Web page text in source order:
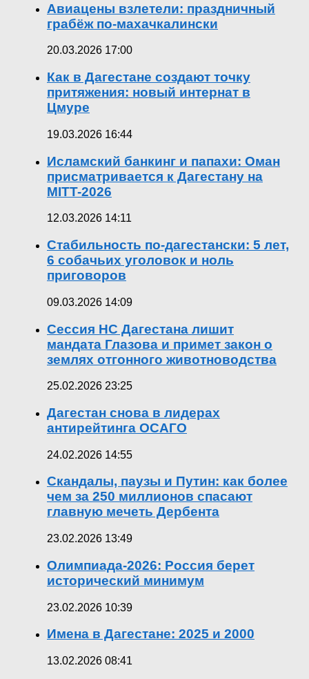
Авиацены взлетели: праздничный
грабёж по-махачкалински
20.03.2026 17:00
Как в Дагестане создают точку
притяжения: новый интернат в
Цмуре
19.03.2026 16:44
Исламский банкинг и папахи: Оман
присматривается к Дагестану на
MITT-2026
12.03.2026 14:11
Стабильность по-дагестански: 5 лет,
6 собачьих уголовок и ноль
приговоров
09.03.2026 14:09
Сессия НС Дагестана лишит
мандата Глазова и примет закон о
землях отгонного животноводства
25.02.2026 23:25
Дагестан снова в лидерах
антирейтинга ОСАГО
24.02.2026 14:55
Скандалы, паузы и Путин: как более
чем за 250 миллионов спасают
главную мечеть Дербента
23.02.2026 13:49
Олимпиада-2026: Россия берет
исторический минимум
23.02.2026 10:39
Имена в Дагестане: 2025 и 2000
13.02.2026 08:41